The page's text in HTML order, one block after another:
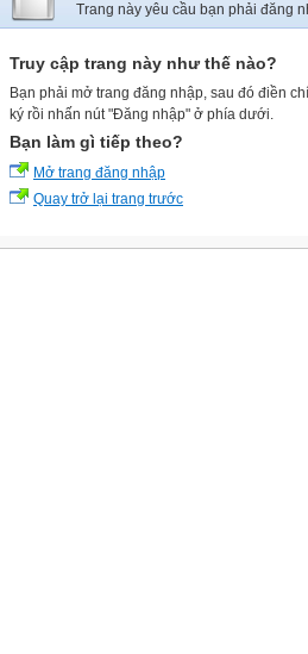
Trang này yêu cầu bạn phải đăng
Truy cập trang này như thế nào?
Bạn phải mở trang đăng nhập, sau đó điền
ký rồi nhấn nút "Đăng nhập" ở phía dưới.
Bạn làm gì tiếp theo?
Mở trang đăng nhập
Quay trở lại trang trước